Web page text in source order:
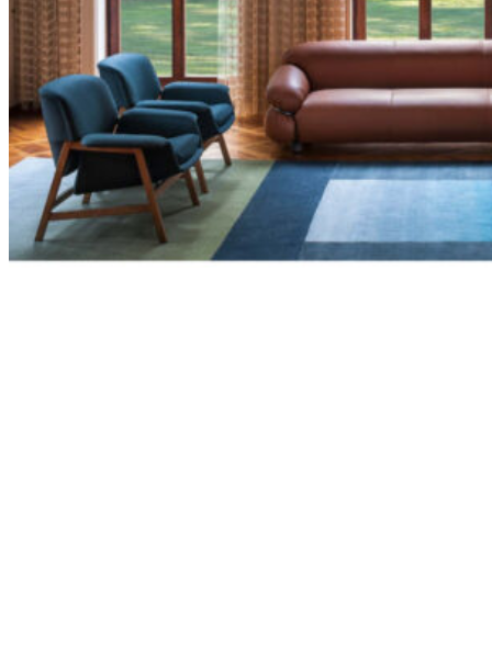
198 DKK Tilføj til kurv
Se kurv Kasse